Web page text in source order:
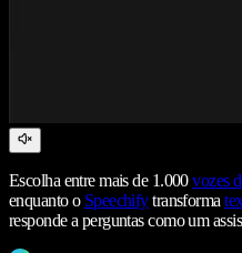
Escolha entre mais de 1.000vozes
enquanto o Speechifytransforma
responde a perguntas como um